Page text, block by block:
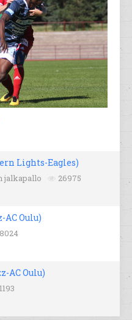
Lights-Eagles)
jalkapallo 26975
AC Oulu)
AC Oulu)